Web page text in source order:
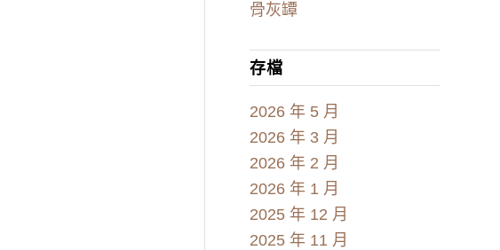
骨灰罈
存檔
2026 年 5 月
2026 年 3 月
2026 年 2 月
2026 年 1 月
2025 年 12 月
2025 年 11 月